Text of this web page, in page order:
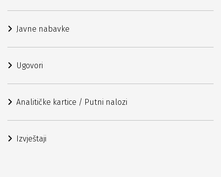
Javne nabavke
Ugovori
Analitičke kartice / Putni nalozi
Izvještaji